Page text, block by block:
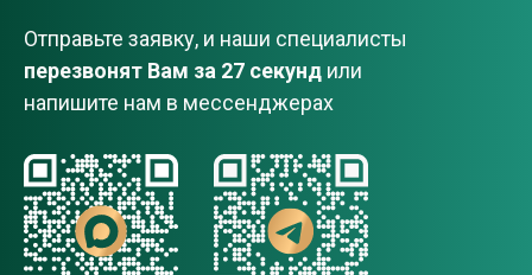
Отправьте заявку, и наши специалисты
перезвонят Вам за 27 секунд или
напишите нам в мессенджерах